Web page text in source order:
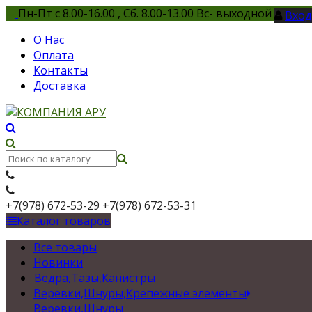
Пн-Пт с 8.00-16.00 , Сб. 8.00-13.00 Вс- выходной Вход
О Нас
Оплата
Контакты
Доставка
+7(978) 672-53-29 +7(978) 672-53-31
Каталог товаров
Все товары
Новинки
Ведра,Тазы,Канистры
Веревки,Шнуры,Крепежные элементы
Веревки,Шнуры